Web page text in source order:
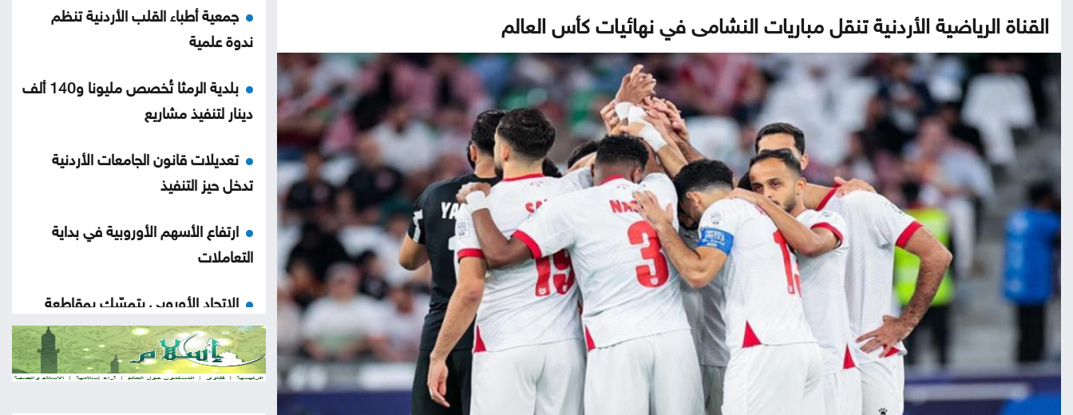
القناة الرياضية الأردنية تنقل مباريات النشامى في نهائيات كأس العالم
جمعية أطباء القلب الأردنية تنظم
ندوة علمية
بلدية الرمثا تُخصص مليونا و140 ألف
دينار لتنفيذ مشاريع
تعديلات قانون الجامعات الأردنية
تدخل حيز التنفيذ
ارتفاع الأسهم الأوروبية في بداية
التعاملات
الاتحاد الأوروبي يتمسّك بمقاطعة
بطولات كأس العالم
نتائج قرعة دوري أبطال أفريقيا